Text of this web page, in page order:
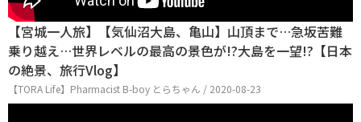
【宮城一人旅】【気仙沼大島、亀山】山頂まで…急坂苦難
乗り越え…世界レベルの最高の景色が!?大島を一望!?【日本
の絶景、旅行Vlog】
【TORA Life】Pharmacist B-boy とらちゃん / 2020-08-23